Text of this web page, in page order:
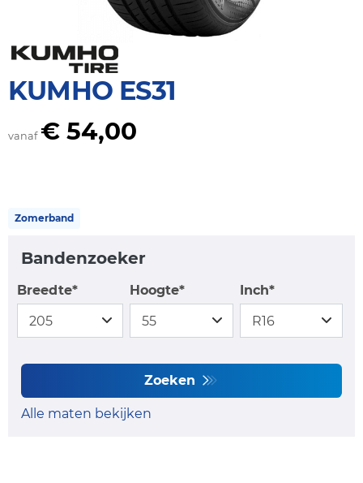
KUMHO ES31
vanaf € 54,00
Zomerband
Bandenzoeker
Breedte* Hoogte* Inch*
Zoeken
Alle maten bekijken